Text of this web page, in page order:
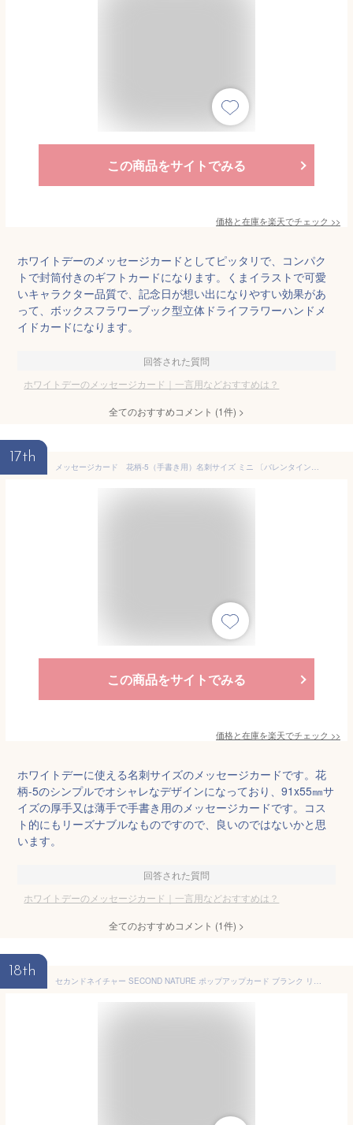
この商品をサイトでみる
価格と在庫を楽天でチェック >>
ホワイトデーのメッセージカードとしてピッタリで、コンパク
トで封筒付きのギフトカードになります。くまイラストで可愛
いキャラクター品質で、記念日が想い出になりやすい効果があ
って、ボックスフラワーブック型立体ドライフラワーハンドメ
イドカードになります。
回答された質問
ホワイトデーのメッセージカード｜一言用などおすすめは？
全てのおすすめコメント (1件) >
17th
メッセージカード 花柄-5（手書き用）名刺サイズ ミニ 〔バレンタインデー ホワイトデー バースデープレゼント 母の日 父の日 敬老の日 高級 メッセージカード〕 かわいい ギフト
この商品をサイトでみる
価格と在庫を楽天でチェック >>
ホワイトデーに使える名刺サイズのメッセージカードです。花
柄-5のシンプルでオシャレなデザインになっており、91x55㎜サ
イズの厚手又は薄手で手書き用のメッセージカードです。コス
ト的にもリーズナブルなものですので、良いのではないかと思
います。
回答された質問
ホワイトデーのメッセージカード｜一言用などおすすめは？
全てのおすすめコメント (1件) >
18th
セカンドネイチャー SECOND NATURE ポップアップカード ブランク リリーズ シルバー ブルー 青 レッド 赤 紫 グリーン 緑 グリーティングカード 多目的 立体ポップアップカード 子供 かっこいい 絵葉書 3Dポップアップカード 買い回り 買い周り 買いまわり ポイント消化